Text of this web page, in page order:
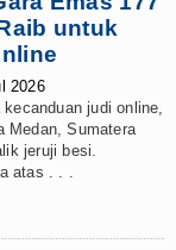
Labuhanbatu
Nasution Minta
untuk
2026
judi online,
Medan, Sumatera
jeruji besi.
atas . . .